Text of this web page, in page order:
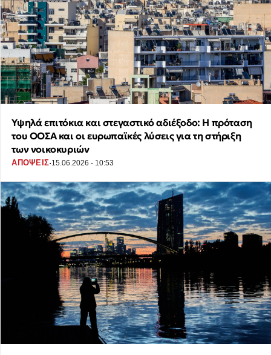
Υψηλά επιτόκια και στεγαστικό αδιέξοδο: Η πρόταση
του ΟΟΣΑ και οι ευρωπαϊκές λύσεις για τη στήριξη
των νοικοκυριών
ΑΠΟΨΕΙΣ·15.06.2026 - 10:53